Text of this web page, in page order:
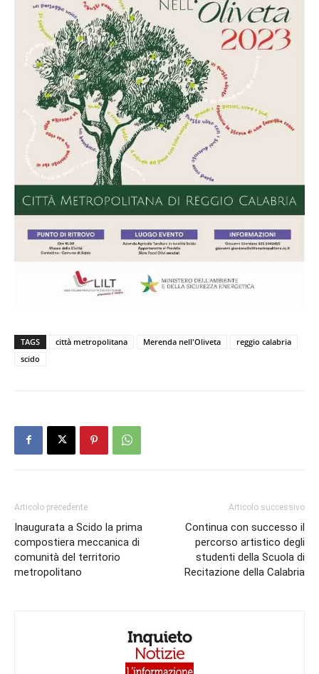
TAGS città metropolitana Merenda nell'Oliveta
reggio calabria
scido
Articolo precedente
Inaugurata a Scido la prima
compostiera meccanica di
comunità del territorio
metropolitano
Articolo successivo
Continua con successo il
percorso artistico degli
studenti della Scuola di
Recitazione della Calabria